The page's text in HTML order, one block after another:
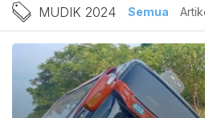
Berita Mudik
MUDIK 2024 Semua